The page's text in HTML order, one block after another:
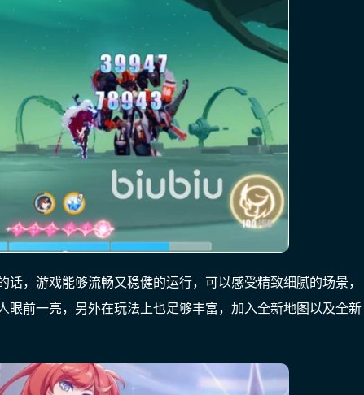
，游戏能够流畅又稳健的运行，可以感受精致细腻的场景，
眼前一亮，另外在玩法上也足够丰富，加入全新地图以及全新